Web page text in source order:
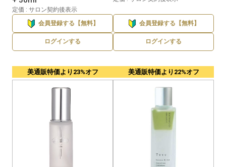
定価 : サロン契約後表示
会員登録する【無料】
ログインする
会員登録する【無料】
ログインする
美通販特価より23%オフ 美通販特価より22%オフ